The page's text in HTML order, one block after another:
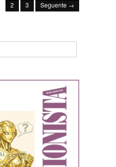
2 3 Seguente →